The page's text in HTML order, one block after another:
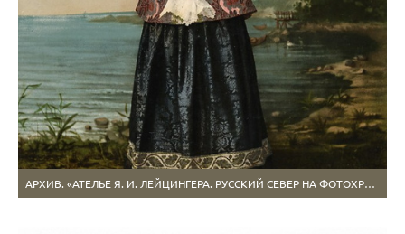
АРХИВ. «АТЕЛЬЕ Я. И. ЛЕЙЦИНГЕРА. РУССКИЙ СЕВЕР НА ФОТОХРОМАХ НАЧАЛА ХХ ВЕКА»